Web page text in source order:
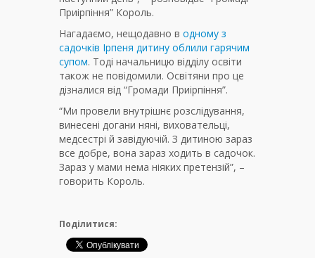
Приірпіння” Король.
Нагадаємо, нещодавно в одному з
садочків Ірпеня дитину облили гарячим
супом. Тоді начальницю відділу освіти
також не повідомили. Освітяни про це
дізналися від “Громади Приірпіння”.
“Ми провели внутрішнє розслідування,
винесені догани няні, виховательці,
медсестрі й завідуючій. З дитиною зараз
все добре, вона зараз ходить в садочок.
Зараз у мами нема ніяких претензій”, –
говорить Король.
Поділитися: